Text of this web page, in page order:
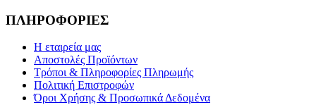
ΠΛΗΡΟΦΟΡΙΕΣ
Η εταιρεία μας
Αποστολές Προϊόντων
Τρόποι & Πληροφορίες Πληρωμής
Πολιτική Επιστροφών
Όροι Χρήσης & Προσωπικά Δεδομένα